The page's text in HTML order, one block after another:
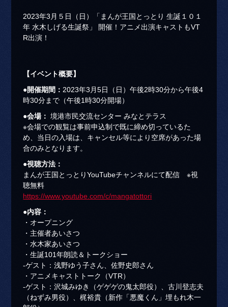
2023年3月５日（日）「まんが王国とっとり 生誕１０１
年 水木しげる生誕祭」 開催！アニメ出演キャストもVT
R出演！
【イベント概要】
●開催期間：2023年3月5日（日）午後2時30分から午後4
時30分まで（午後1時30分開場）
●会場： 境港市民交流センター みなとテラス
※会場での観覧は事前申込制で既に締め切っているた
め、当日の入場は、キャンセル等により空席があった場
合のみとなります。
●視聴方法：
まんが王国とっとりYouTubeチャンネルにて配信 ※視
聴無料
https://www.youtube.com/c/mangatottori
●内容：
・オープニング
・主催者あいさつ
・水木家あいさつ
・生誕101年朗読＆トークショー
-ゲスト：浅野ゆう子さん、佐野史郎さん
・アニメキャストトーク（VTR）
-ゲスト：沢城みゆき（ゲゲゲの鬼太郎役）、古川登志夫
（ねずみ男役）、梶裕貴（新作「悪魔くん」埋もれ木一